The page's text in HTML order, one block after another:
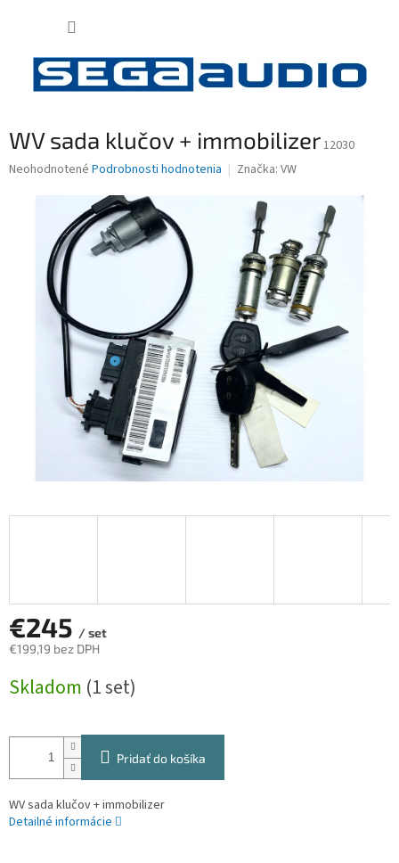
WV sada klučov + immobilizer12030
Priemerné
hviezdičiek.
Neohodnotené Podrobnosti hodnotenia Značka: VW
€245 / set
€199,19 bez DPH
cena:
Skladom (1 set)
Pridať do košíka
WV sada klučov + immobilizer
Detailné informácie